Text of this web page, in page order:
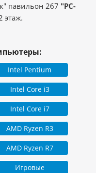
павильон 267 "PC-
этаж.
Intel Pentium
Intel Core i3
Intel Core i7
AMD Ryzen R3
AMD Ryzen R7
Игровые